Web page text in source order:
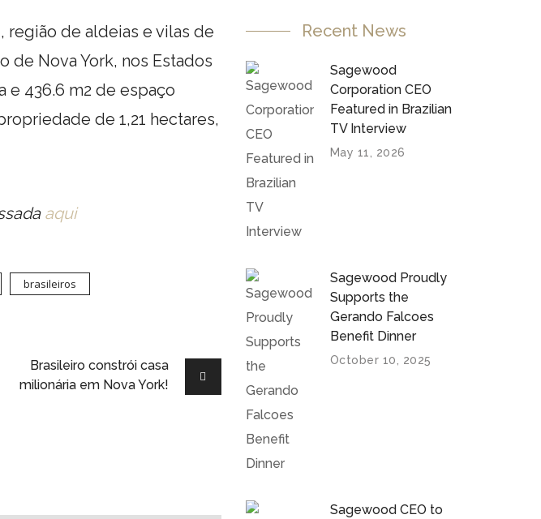
, região de aldeias e vilas de
de Nova York, nos Estados
e 436.6 m2 de espaço
de 1,21 hectares,
aqui
brasileiros
Brasileiro constrói casa
milionária em Nova York!
Recent News
Sagewood
Corporation CEO
Featured in Brazilian
TV Interview
May 11, 2026
Sagewood Proudly
Supports the
Gerando Falcoes
Benefit Dinner
October 10, 2025
Sagewood CEO to